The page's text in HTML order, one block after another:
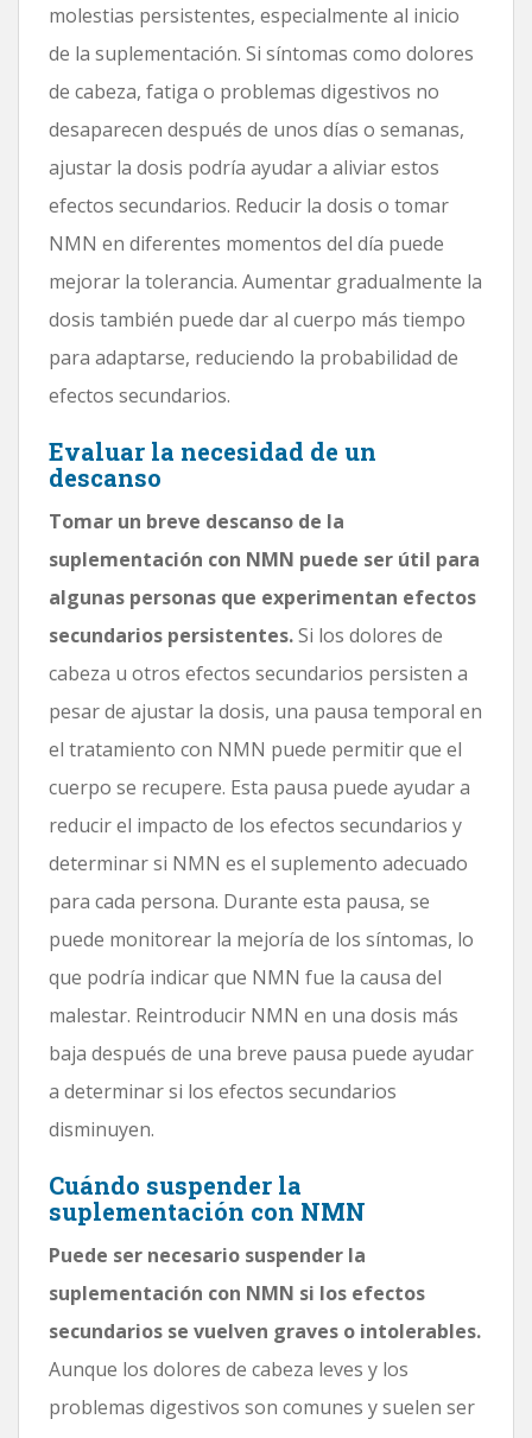
molestias persistentes, especialmente al inicio
de la suplementación. Si síntomas como dolores
de cabeza, fatiga o problemas digestivos no
desaparecen después de unos días o semanas,
ajustar la dosis podría ayudar a aliviar estos
efectos secundarios. Reducir la dosis o tomar
NMN en diferentes momentos del día puede
mejorar la tolerancia. Aumentar gradualmente la
dosis también puede dar al cuerpo más tiempo
para adaptarse, reduciendo la probabilidad de
efectos secundarios.
Evaluar la necesidad de un
descanso
Tomar un breve descanso de la
suplementación con NMN puede ser útil para
algunas personas que experimentan efectos
secundarios persistentes.Si los dolores de
cabeza u otros efectos secundarios persisten a
pesar de ajustar la dosis, una pausa temporal en
el tratamiento con NMN puede permitir que el
cuerpo se recupere. Esta pausa puede ayudar a
reducir el impacto de los efectos secundarios y
determinar si NMN es el suplemento adecuado
para cada persona. Durante esta pausa, se
puede monitorear la mejoría de los síntomas, lo
que podría indicar que NMN fue la causa del
malestar. Reintroducir NMN en una dosis más
baja después de una breve pausa puede ayudar
a determinar si los efectos secundarios
disminuyen.
Cuándo suspender la
suplementación con NMN
Puede ser necesario suspender la
suplementación con NMN si los efectos
secundarios se vuelven graves o intolerables.
Aunque los dolores de cabeza leves y los
problemas digestivos son comunes y suelen ser